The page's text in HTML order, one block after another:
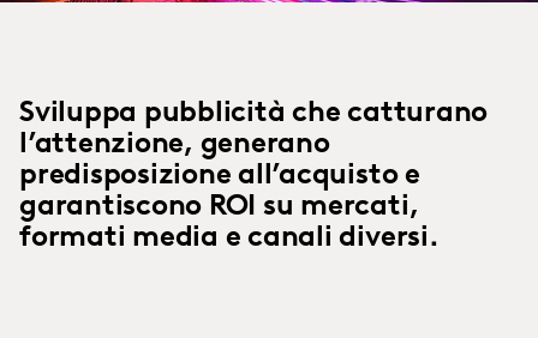
Sviluppa pubblicità che catturano
l’attenzione, generano
predisposizione all’acquisto e
garantiscono ROI su mercati,
formati media e canali diversi.